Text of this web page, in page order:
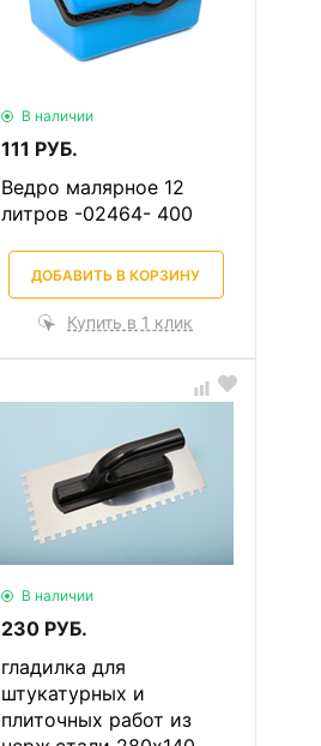
В наличии
111 РУБ.
Ведро малярное 12
литров -02464- 400
ДОБАВИТЬ В КОРЗИНУ
Купить в 1 клик
В наличии
230 РУБ.
гладилка для
штукатурных и
плиточных работ из